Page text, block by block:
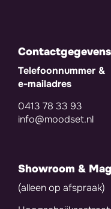
Contactgegevens
Telefoonnummer &
e-mailadres
0413 78 33 93
info@moodset.nl
Showroom &
(alleen op afspraak)